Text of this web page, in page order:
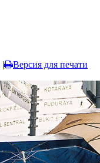
|
Версия для печати